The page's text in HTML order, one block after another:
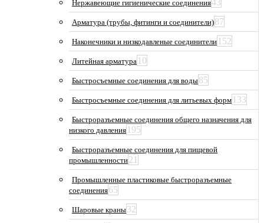
Нержавеющие гигиенические соединения43
Арматура (трубы, фитинги и соединители)87
Наконечники и низкодавленые соединители 152
Литейная арматура 10
Быстросъемные соединения для воды85
Быстросъемные соединения для литьевых форм 133
Быстроразъемные соединения общего назначения для
низкого давления 195
Быстроразъемные соединения для пищевой
промышленности21
Промышленные пластиковые быстроразъемные
соединения65
Шаровые краны32